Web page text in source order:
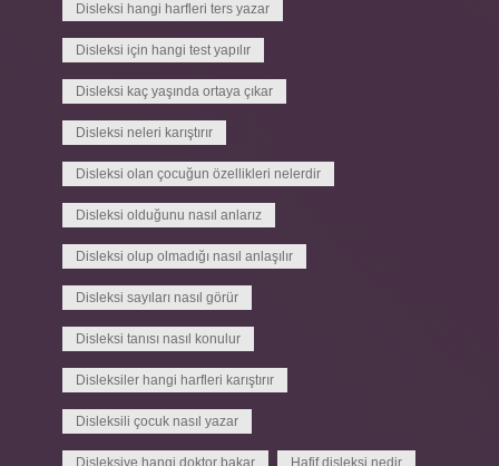
Disleksi hangi harfleri ters yazar
Disleksi için hangi test yapılır
Disleksi kaç yaşında ortaya çıkar
Disleksi neleri karıştırır
Disleksi olan çocuğun özellikleri nelerdir
Disleksi olduğunu nasıl anlarız
Disleksi olup olmadığı nasıl anlaşılır
Disleksi sayıları nasıl görür
Disleksi tanısı nasıl konulur
Disleksiler hangi harfleri karıştırır
Disleksili çocuk nasıl yazar
Disleksiye hangi doktor bakar Hafif disleksi nedir